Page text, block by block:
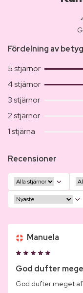
Fördelning av betyg
5 stjärnor
4 stjärnor
3 stjärnor
2 stjärnor
1 stjärna
Recensioner
Manuela
God dufter
God dufter meget af